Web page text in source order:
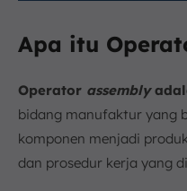
Apa itu
Operator assembly
bidang manufaktur yang
komponen menjadi
dan prosedur kerja yang